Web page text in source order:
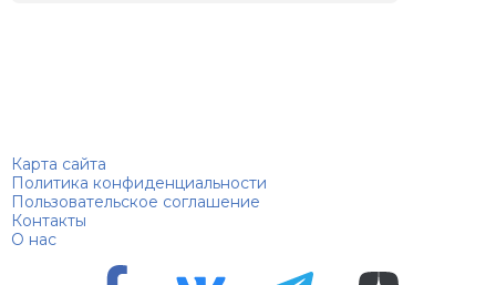
Карта сайта
Политика конфиденциальности
Пользовательское соглашение
Контакты
О нас